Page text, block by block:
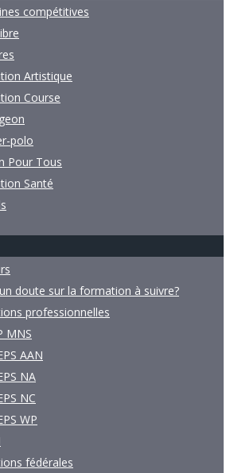
compétitives
Artistique
Course
polo
Pour Tous
Santé
doute sur la formation à suivre?
professionnelles
MNS
AAN
NA
NC
WP
fédérales